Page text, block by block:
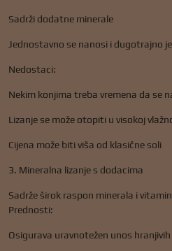
Sadrži dodatne minerale
Jednostavno se nanosi i dugotrajno je
Nedostaci:
Nekim konjima treba vremena da se
Lizanje se može otopiti u visokoj
Cijena može biti viša od klasične soli
3. Mineralna lizanje s dodacima
Sadrže širok raspon minerala i
Prednosti:
Osigurava uravnotežen unos